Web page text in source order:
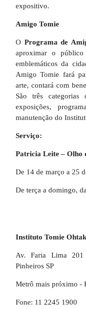
expositivo.
Amigo Tomie
O Programa de
aproximar o
emblemáticos da
Amigo Tomie fará
arte, contará com
São três
exposições,
manutenção do
Serviço:
Patricia Leite – Olho
De 14 de março a 25
De terça a domingo,
Instituto Tomie
Av. Faria Lima
Pinheiros SP
Metrô mais próximo -
Fone: 11 2245 1900